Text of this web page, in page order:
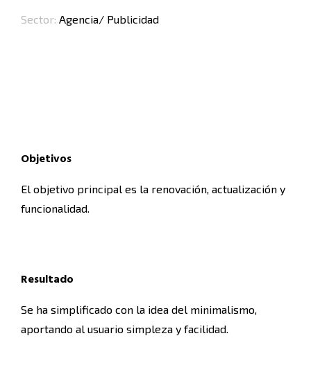
Sector: Agencia/ Publicidad
Objetivos
El objetivo principal es la renovación, actualización y
funcionalidad.
Resultado
Se ha simplificado con la idea del minimalismo,
aportando al usuario simpleza y facilidad.